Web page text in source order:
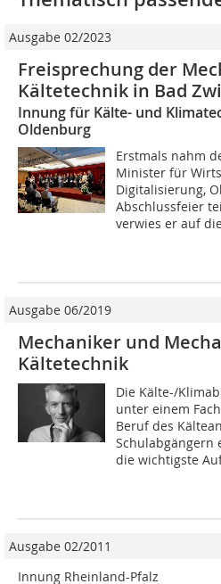
Ausgabe 02/2023
Freisprechung der
Kältetechnik in Bad
Innung für Kälte- und
Oldenburg
Erstmals nahm
Minister für
Digitalisierung,
Abschlussfeier
verwies er auf
Ausgabe 06/2019
Mechaniker und
Kältetechnik
Die Kälte-/
unter einem
Beruf des
Schulabgängern
die wichtigste
Ausgabe 02/2011
Innung Rheinland-Pfalz